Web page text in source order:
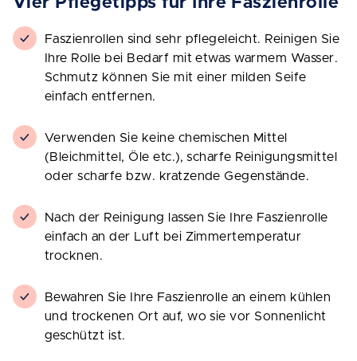
Faszienrollen sind sehr pflegeleicht. Reinigen Sie
Ihre Rolle bei Bedarf mit etwas warmem Wasser.
Schmutz können Sie mit einer milden Seife
einfach entfernen.
Verwenden Sie keine chemischen Mittel
(Bleichmittel, Öle etc.), scharfe Reinigungsmittel
oder scharfe bzw. kratzende Gegenstände.
Nach der Reinigung lassen Sie Ihre Faszienrolle
einfach an der Luft bei Zimmertemperatur
trocknen.
Bewahren Sie Ihre Faszienrolle an einem kühlen
und trockenen Ort auf, wo sie vor Sonnenlicht
geschützt ist.